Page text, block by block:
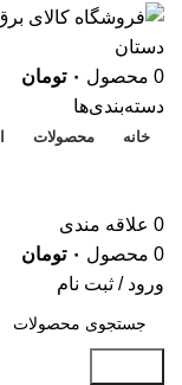
0 محصول ۰ تومان
دسته‌بندی‌ها
خانه محصولات
0 علاقه مندی
0 محصول ۰ تومان
ورود / ثبت نام